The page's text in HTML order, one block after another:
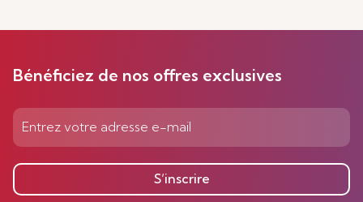
Bénéficiez de nos offres exclusives
S’inscrire